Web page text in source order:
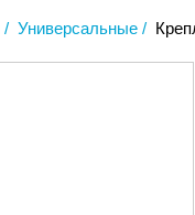
Универсальные